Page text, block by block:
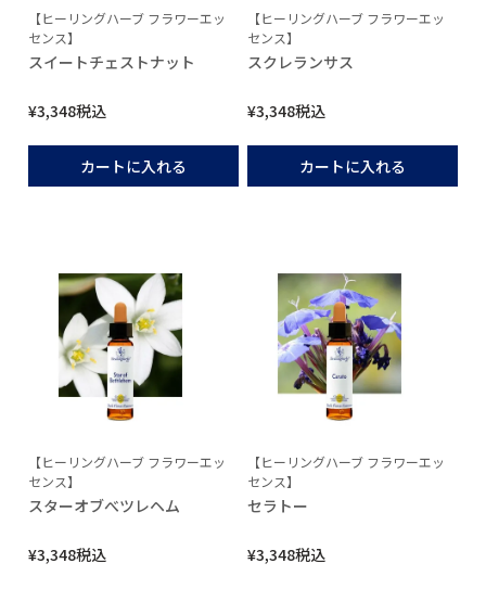
【ヒーリングハーブ フラワーエッ
センス】
スイートチェストナット
¥3,348税込
カートに入れる
【ヒーリングハーブ フラワーエッ
センス】
スクレランサス
¥3,348税込
カートに入れる
【ヒーリングハーブ フラワーエッ
センス】
スターオブべツレヘム
¥3,348税込
【ヒーリングハーブ フラワーエッ
センス】
セラトー
¥3,348税込